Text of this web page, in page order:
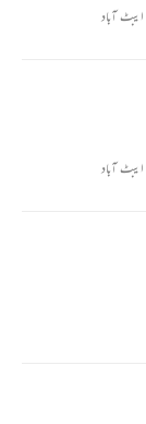
ایبٹ آباد
ایبٹ آباد